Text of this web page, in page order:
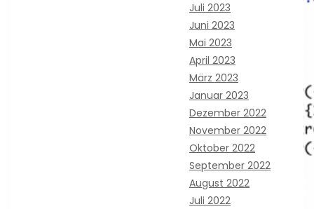
Juli 2023
Juni 2023
Mai 2023
April 2023
März 2023
Januar 2023
Dezember 2022
November 2022
Oktober 2022
September 2022
August 2022
Juli 2022